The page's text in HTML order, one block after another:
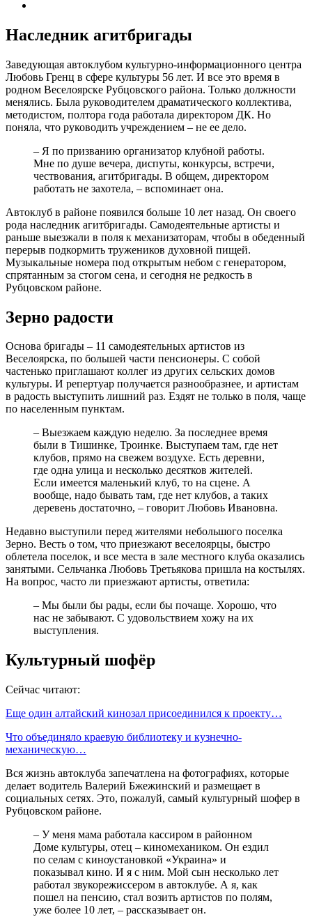
Наследник агитбригады
Заведующая автоклубом культурно-информационного центра
Любовь Гренц в сфере культуры 56 лет. И все это время в
родном Веселоярске Рубцовского района. Только должности
менялись. Была руководителем драматического коллектива,
методистом, полтора года работала директором ДК. Но
поняла, что руководить учреждением – не ее дело.
– Я по призванию организатор клубной работы.
Мне по душе вечера, диспуты, конкурсы, встречи,
чествования, агитбригады. В общем, директором
работать не захотела, – вспоминает она.
Автоклуб в районе появился больше 10 лет назад. Он своего
рода наследник агитбригады. Самодеятельные артисты и
раньше выезжали в поля к механизаторам, чтобы в обеденный
перерыв подкормить тружеников духовной пищей.
Музыкальные номера под открытым небом с генератором,
спрятанным за стогом сена, и сегодня не редкость в
Рубцовском районе.
Зерно радости
Основа бригады – 11 самодеятельных артистов из
Веселоярска, по большей части пенсионеры. С собой
частенько приглашают коллег из других сельских домов
культуры. И репертуар получается разнообразнее, и артистам
в радость выступить лишний раз. Ездят не только в поля, чаще
по населенным пунктам.
– Выезжаем каждую неделю. За последнее время
были в Тишинке, Троинке. Выступаем там, где нет
клубов, прямо на свежем воздухе. Есть деревни,
где одна улица и несколько десятков жителей.
Если имеется маленький клуб, то на сцене. А
вообще, надо бывать там, где нет клубов, а таких
деревень достаточно, – говорит Любовь Ивановна.
Недавно выступили перед жителями небольшого поселка
Зерно. Весть о том, что приезжают веселоярцы, быстро
облетела поселок, и все места в зале местного клуба оказались
занятыми. Сельчанка Любовь Третьякова пришла на костылях.
На вопрос, часто ли приезжают артисты, ответила:
– Мы были бы рады, если бы почаще. Хорошо, что
нас не забывают. С удовольствием хожу на их
выступления.
Культурный шофёр
Сейчас читают:
Еще один алтайский кинозал присоединился к проекту…
Что объединяло краевую библиотеку и кузнечно-
механическую…
Вся жизнь автоклуба запечатлена на фотографиях, которые
делает водитель Валерий Бжежинский и размещает в
социальных сетях. Это, пожалуй, самый культурный шофер в
Рубцовском районе.
– У меня мама работала кассиром в районном
Доме культуры, отец – киномехаником. Он ездил
по селам с киноустановкой «Украина» и
показывал кино. И я с ним. Мой сын несколько лет
работал звукорежиссером в автоклубе. А я, как
пошел на пенсию, стал возить артистов по полям,
уже более 10 лет, – рассказывает он.